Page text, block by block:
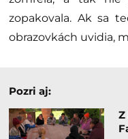
zopakovala. Ak sa
obrazovkách uvidia,
Pozri aj:
Z